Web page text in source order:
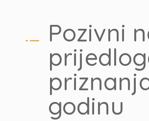
Pozivni
godinu